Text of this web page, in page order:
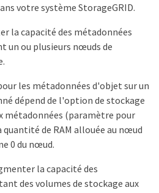
votre système StorageGRID.
la capacité des métadonnées
un ou plusieurs nœuds de
les métadonnées d'objet sur un
dépend de l'option de stockage
métadonnées (paramètre pour
de RAM allouée au nœud
0 du nœud.
la capacité des
des volumes de stockage aux